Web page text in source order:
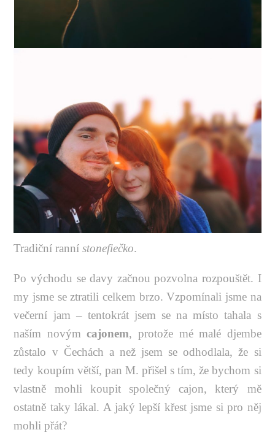
Tradiční rannístonefiečko.
Po východu se davy začnou pozvolna rozpouštět. I
my jsme se ztratili celkem brzo. Vzpomínali jsme na
večerní jam – tentokrát jsem se na místo tahala s
naším novýmcajonem, protože mé malé djembe
zůstalo v Čechách a než jsem se odhodlala, že si
tedy koupím větší, pan M. přišel s tím, že bychom si
vlastně mohli koupit společný cajon, který mě
ostatně taky lákal. A jaký lepší křest jsme si pro něj
mohli přát?